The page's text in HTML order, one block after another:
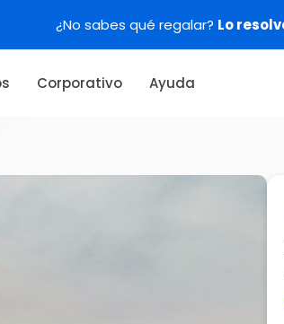
Corporativo Ayuda